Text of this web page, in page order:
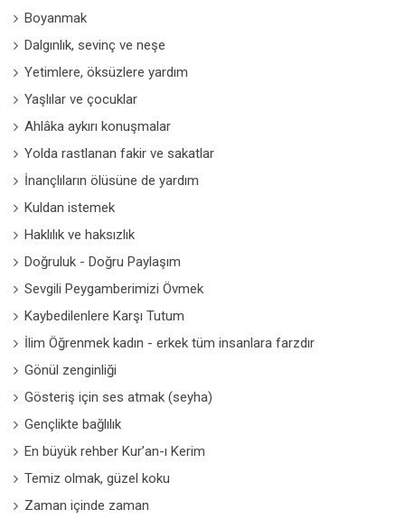
Boyanmak
Dalgınlık, sevinç ve neşe
Yetimlere, öksüzlere yardım
Yaşlılar ve çocuklar
Ahlâka aykırı konuşmalar
Yolda rastlanan fakir ve sakatlar
İnançlıların ölüsüne de yardım
Kuldan istemek
Haklılık ve haksızlık
Doğruluk - Doğru Paylaşım
Sevgili Peygamberimizi Övmek
Kaybedilenlere Karşı Tutum
İlim Öğrenmek kadın - erkek tüm insanlara farzdır
Gönül zenginliği
Gösteriş için ses atmak (seyha)
Gençlikte bağlılık
En büyük rehber Kur’an-ı Kerim
Temiz olmak, güzel koku
Zaman içinde zaman